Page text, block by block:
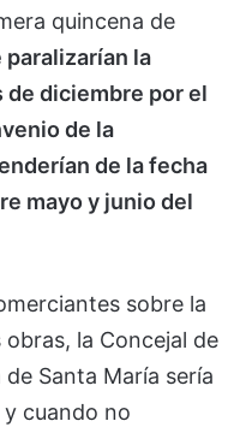
quincena de
paralizarían la
de diciembre por el
de la
de la fecha
mayo y junio del
sobre la
la Concejal de
Santa María sería
cuando no